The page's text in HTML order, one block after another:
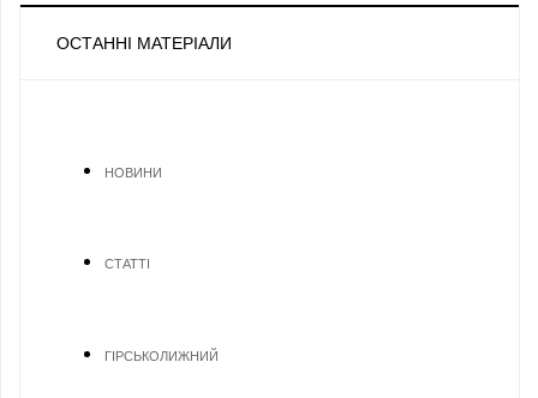
ОСТАННІ МАТЕРІАЛИ
НОВИНИ
СТАТТІ
ГІРСЬКОЛИЖНИЙ